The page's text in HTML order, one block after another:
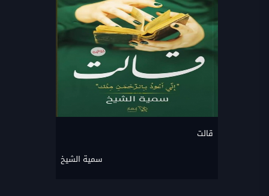
قالت
سمية الشيخ